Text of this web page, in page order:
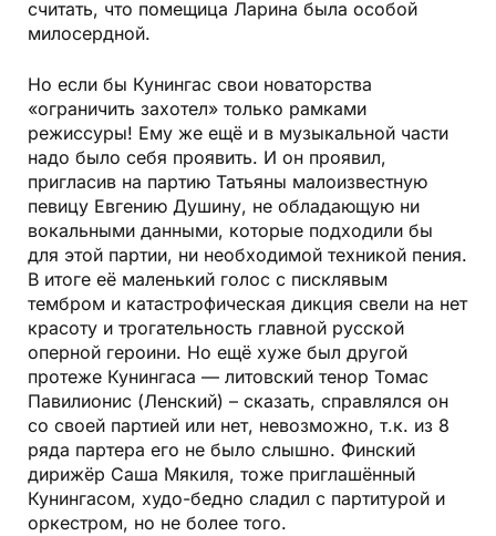
считать, что помещица Ларина была особой
милосердной.
Но если бы Кунингас свои новаторства
«ограничить захотел» только рамками
режиссуры! Ему же ещё и в музыкальной части
надо было себя проявить. И он проявил,
пригласив на партию Татьяны малоизвестную
певицу Евгению Душину, не обладающую ни
вокальными данными, которые подходили бы
для этой партии, ни необходимой техникой пения.
В итоге её маленький голос с писклявым
тембром и катастрофическая дикция свели на нет
красоту и трогательность главной русской
оперной героини. Но ещё хуже был другой
протеже Кунингаса — литовский тенор Томас
Павилионис (Ленский) – сказать, справлялся он
со своей партией или нет, невозможно, т.к. из 8
ряда партера его не было слышно. Финский
дирижёр Саша Мякиля, тоже приглашённый
Кунингасом, худо-бедно сладил с партитурой и
оркестром, но не более того.